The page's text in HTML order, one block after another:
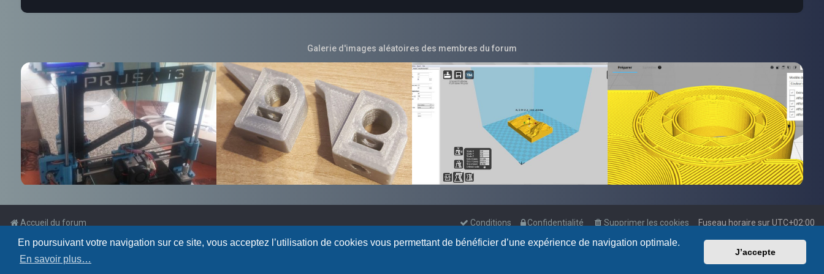
En poursuivant votre navigation sur ce site, vous acceptez l’utilisation de cookies vous permettant de bénéficier d’une expérience de navigation optimale.
En savoir plus…
J’accepte
Galerie d'images aléatoires des membres du forum
Accueil du forum Fuseau horaire surUTC+02:00
Supprimer les cookies
Confidentialité
Conditions
Powered by phpBB
Traduction française officielle